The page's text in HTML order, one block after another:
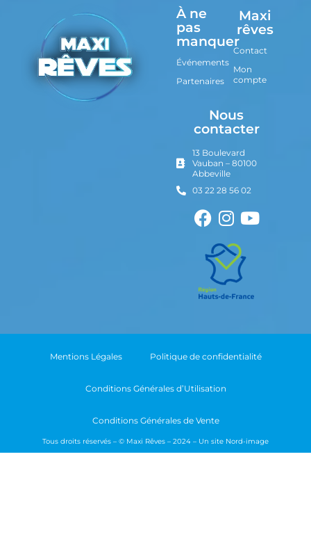
À ne
pas
manquer
Événements
Partenaires
Maxi
rêves
Contact
Mon
compte
Nous
contacter
13 Boulevard
Vauban – 80100
Abbeville
03 22 28 56 02
Mentions Légales Politique de confidentialité
Conditions Générales d’Utilisation
Conditions Générales de Vente
Tous droits réservés – © Maxi Rêves – 2024 – Un site Nord-image